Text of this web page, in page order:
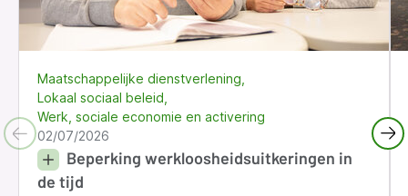
Beperking werkloosheidsuitkeringen in
de tijd
Maatschappelijke dienstverlening
Lokaal sociaal beleid
Werk, sociale economie en activering
02/07/2026